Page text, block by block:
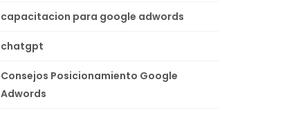
capacitacion para google adwords
chatgpt
Consejos Posicionamiento Google
Adwords